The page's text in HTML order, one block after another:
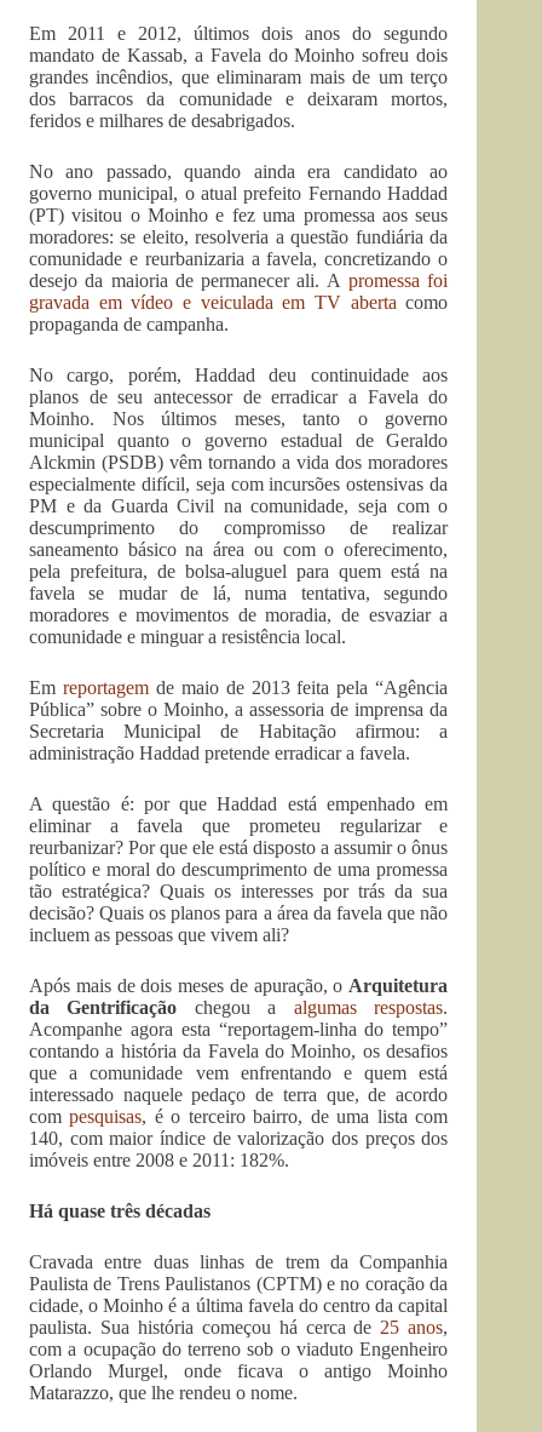
Em 2011 e 2012, últimos dois anos do segundo
mandato de Kassab, a Favela do Moinho sofreu dois
grandes incêndios, que eliminaram mais de um terço
dos barracos da comunidade e deixaram mortos,
feridos e milhares de desabrigados.
No ano passado, quando ainda era candidato ao
governo municipal, o atual prefeito Fernando Haddad
(PT) visitou o Moinho e fez uma promessa aos seus
moradores: se eleito, resolveria a questão fundiária da
comunidade e reurbanizaria a favela, concretizando o
desejo da maioria de permanecer ali. A promessa foi
gravada em vídeo e veiculada em TV aberta como
propaganda de campanha.
No cargo, porém, Haddad deu continuidade aos
planos de seu antecessor de erradicar a Favela do
Moinho. Nos últimos meses, tanto o governo
municipal quanto o governo estadual de Geraldo
Alckmin (PSDB) vêm tornando a vida dos moradores
especialmente difícil, seja com incursões ostensivas da
PM e da Guarda Civil na comunidade, seja com o
descumprimento do compromisso de realizar
saneamento básico na área ou com o oferecimento,
pela prefeitura, de bolsa-aluguel para quem está na
favela se mudar de lá, numa tentativa, segundo
moradores e movimentos de moradia, de esvaziar a
comunidade e minguar a resistência local.
Em reportagemde maio de 2013 feita pela “Agência
Pública” sobre o Moinho, a assessoria de imprensa da
Secretaria Municipal de Habitação afirmou: a
administração Haddad pretende erradicar a favela.
A questão é: por que Haddad está empenhado em
eliminar a favela que prometeu regularizar e
reurbanizar? Por que ele está disposto a assumir o ônus
político e moral do descumprimento de uma promessa
tão estratégica? Quais os interesses por trás da sua
decisão? Quais os planos para a área da favela que não
incluem as pessoas que vivem ali?
Após mais de dois meses de apuração, o Arquitetura
da Gentrificação chegou a algumas respostas.
Acompanhe agora esta “reportagem-linha do tempo”
contando a história da Favela do Moinho, os desafios
que a comunidade vem enfrentando e quem está
interessado naquele pedaço de terra que, de acordo
compesquisas, é o terceiro bairro, de uma lista com
140, com maior índice de valorização dos preços dos
imóveis entre 2008 e 2011: 182%.
Há quase três décadas
Cravada entre duas linhas de trem da Companhia
Paulista de Trens Paulistanos (CPTM) e no coração da
cidade, o Moinho é a última favela do centro da capital
paulista. Sua história começou há cerca de 25 anos,
com a ocupação do terreno sob o viaduto Engenheiro
Orlando Murgel, onde ficava o antigo Moinho
Matarazzo, que lhe rendeu o nome.